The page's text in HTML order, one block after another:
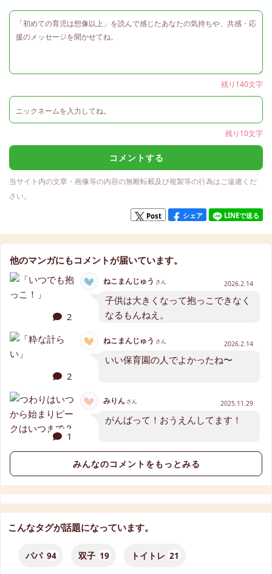
残り140文字
残り10文字
コメントする
当サイト内の文章・画像等の内容の無断転載及び複製等の行為はご遠慮くだ
さい。
Post シェア LINEで送る
他のマンガにもコメントが届いています。
2
ねこまんじゅう さん 2026.2.14
子供は大きくなって抱っこできなく
なるもんねえ。
2
ねこまんじゅう さん 2026.2.14
いい保育園の人でよかったね〜
1
みりんさん 2025.11.29
がんばって！おうえんしてます！
みんなのコメントをもっとみる
こんなタグが話題になっています。
パパ 94 双子 19 トイトレ 21